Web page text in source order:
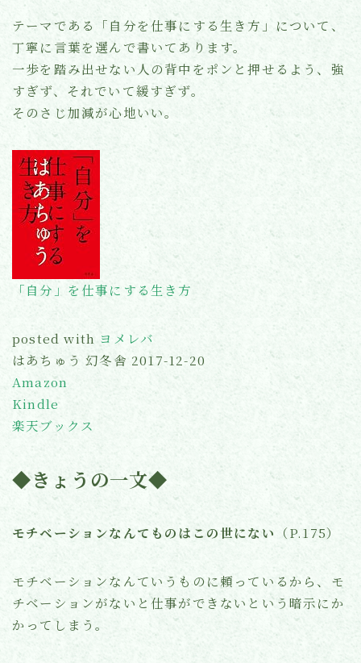
テーマである「自分を仕事にする生き方」について、
丁寧に言葉を選んで書いてあります。
一歩を踏み出せない人の背中をポンと押せるよう、強
すぎず、それでいて緩すぎず。
そのさじ加減が心地いい。
「自分」を仕事にする生き方
posted with ヨメレバ
はあちゅう 幻冬舎 2017-12-20
Amazon
Kindle
楽天ブックス
◆きょうの一文◆
モチベーションなんてものはこの世にない （P.175）
モチベーションなんていうものに頼っているから、モ
チベーションがないと仕事ができないという暗示にか
かってしまう。